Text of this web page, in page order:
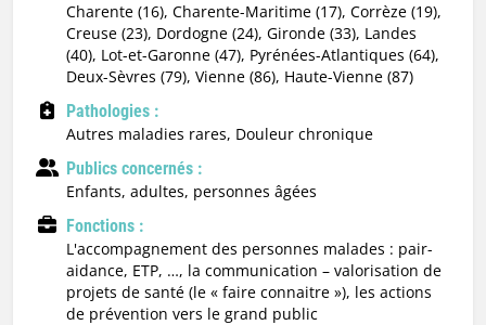
Charente (16), Charente-Maritime (17), Corrèze (19),
Creuse (23), Dordogne (24), Gironde (33), Landes
(40), Lot-et-Garonne (47), Pyrénées-Atlantiques (64),
Deux-Sèvres (79), Vienne (86), Haute-Vienne (87)
Pathologies :
Autres maladies rares, Douleur chronique
Publics concernés :
enfants, adultes, personnes âgées
Fonctions :
l'accompagnement des personnes malades : pair-
aidance, ETP, …, la communication – valorisation de
projets de santé (le « faire connaitre »), les actions
de prévention vers le grand public